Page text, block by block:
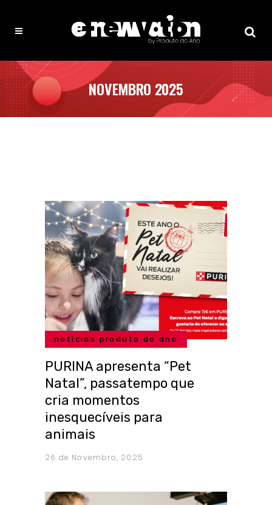
NOVEMBRO 2025
notícias produto do ano
PURINA apresenta “Pet
Natal”, passatempo que
cria momentos
inesquecíveis para
animais
26 de Novembro, 2025